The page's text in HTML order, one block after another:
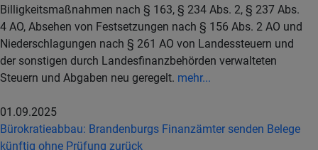
Billigkeitsmaßnahmen nach § 163, § 234 Abs. 2, § 237 Abs.
4 AO, Absehen von Festsetzungen nach § 156 Abs. 2 AO und
Niederschlagungen nach § 261 AO von Landessteuern und
der sonstigen durch Landesfinanzbehörden verwalteten
Steuern und Abgaben neu geregelt. mehr...
01.09.2025
Bürokratieabbau: Brandenburgs Finanzämter senden Belege
künftig ohne Prüfung zurück